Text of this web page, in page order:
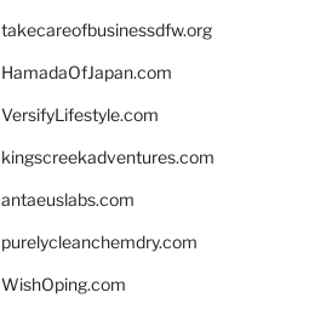
takecareofbusinessdfw.org
HamadaOfJapan.com
VersifyLifestyle.com
kingscreekadventures.com
antaeuslabs.com
purelycleanchemdry.com
WishOping.com